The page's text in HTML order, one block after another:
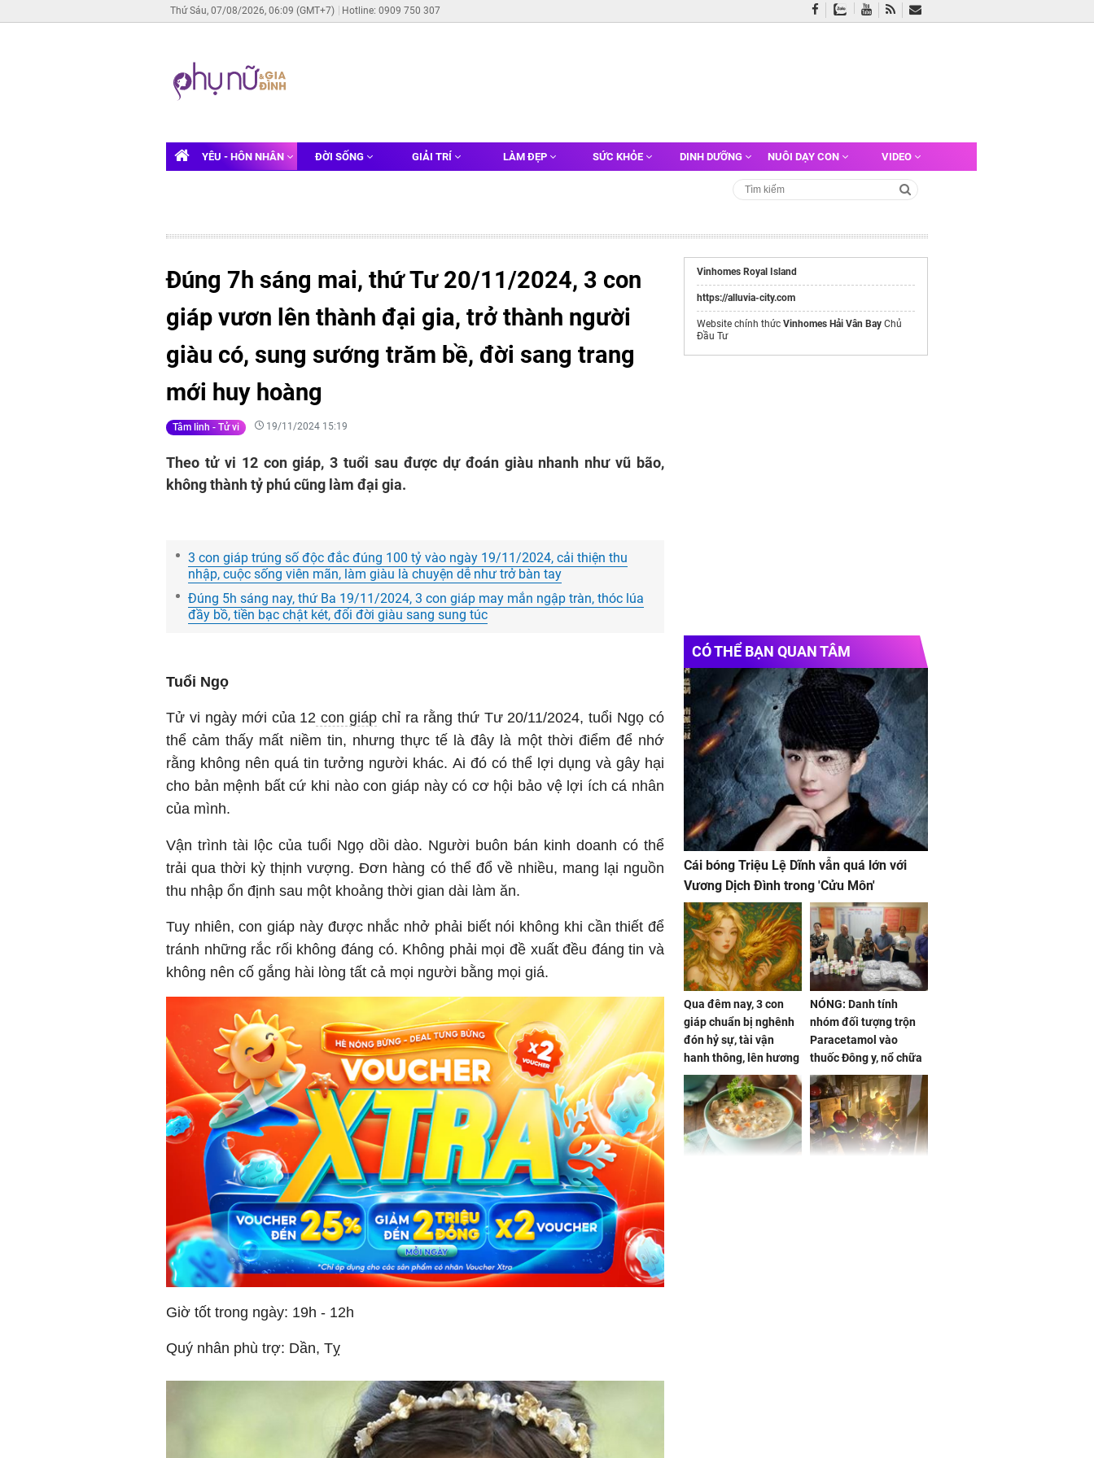
Thứ Sáu, 07/08/2026, 06:09 (GMT+7) Hotline: 0909 750 307
YÊU - HÔN NHÂN ĐỜI SỐNG GIẢI TRÍ LÀM ĐẸP SỨC KHỎE DINH DƯỠNG NUÔI DẠY CON VIDEO
Đúng 7h sáng mai, thứ Tư 20/11/2024, 3 con
giáp vươn lên thành đại gia, trở thành người
giàu có, sung sướng trăm bề, đời sang trang
mới huy hoàng
Tâm linh - Tử vi 19/11/2024 15:19
Theo tử vi 12 con giáp, 3 tuổi sau được dự đoán giàu nhanh như vũ bão,
không thành tỷ phú cũng làm đại gia.
3 con giáp trúng số độc đắc đúng 100 tỷ vào ngày 19/11/2024, cải thiện thu
nhập, cuộc sống viên mãn, làm giàu là chuyện dễ như trở bàn tay
Đúng 5h sáng nay, thứ Ba 19/11/2024, 3 con giáp may mắn ngập tràn, thóc lúa
đầy bồ, tiền bạc chật két, đổi đời giàu sang sung túc
Tuổi Ngọ
Tử vi ngày mới của 12 con giáp chỉ ra rằng thứ Tư 20/11/2024, tuổi Ngọ có
thể cảm thấy mất niềm tin, nhưng thực tế là đây là một thời điểm để nhớ
rằng không nên quá tin tưởng người khác. Ai đó có thể lợi dụng và gây hại
cho bản mệnh bất cứ khi nào con giáp này có cơ hội bảo vệ lợi ích cá nhân
của mình.
Vận trình tài lộc của tuổi Ngọ dồi dào. Người buôn bán kinh doanh có thể
trải qua thời kỳ thịnh vượng. Đơn hàng có thể đổ về nhiều, mang lại nguồn
thu nhập ổn định sau một khoảng thời gian dài làm ăn.
Tuy nhiên, con giáp này được nhắc nhở phải biết nói không khi cần thiết để
tránh những rắc rối không đáng có. Không phải mọi đề xuất đều đáng tin và
không nên cố gắng hài lòng tất cả mọi người bằng mọi giá.
Giờ tốt trong ngày: 19h - 12h
Quý nhân phù trợ: Dần, Tỵ
Vinhomes Royal Island
https://alluvia-city.com
Website chính thức Vinhomes Hải Vân Bay Chủ
Đầu Tư
CÓ THỂ BẠN QUAN TÂM
Cái bóng Triệu Lệ Dĩnh vẫn quá lớn với
Vương Dịch Đình trong 'Cửu Môn'
Qua đêm nay, 3 con
giáp chuẩn bị nghênh
đón hỷ sự, tài vận
hanh thông, lên hương
hóa Rồng hóa Phượng,
gom hết may mắn về
nhà
NÓNG: Danh tính
nhóm đối tượng trộn
Paracetamol vào
thuốc Đông y, nổ chữa
bách bệnh